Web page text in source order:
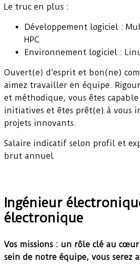
Le truc en plus :
Développement logiciel :
HPC
Environnement logiciel :
Ouvert(e) d’esprit et bon(ne)
aimez travailler en équipe.
et méthodique, vous êtes
initiatives et êtes prêt(e) à vous
projets innovants.
Salaire indicatif selon profil et
brut annuel
Ingénieur
électronique
Vos missions : un rôle clé au
sein de notre équipe, vous serez